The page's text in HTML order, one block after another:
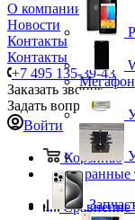
О компании
Новости
Контакты
Контакты
+7 495 135-39-43
Заказать звонок
Задать вопрос
Войти
Корзина0
Избранные
Сравнение
Мегафон